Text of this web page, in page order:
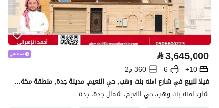
⃁3,645,000
10+
6
360 م2
فيلا للبيع في شارع امنه بنت وهب, حي النعيم, مدينة جدة, منطقة مكة المكرمة
شارع امنه بنت وهب، حي النعيم، شمال جدة، جدة